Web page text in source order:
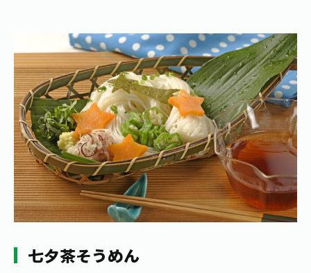
健康ミネラルむぎ茶
TULLY'S COFFEE
1日分の野菜
商品情報
ブランドから探す
カテゴリーから探す
お茶を知る・楽しむ
お茶を知る・楽しむ
お茶を楽しむ
お茶のいれ方
動画ギャラリー
レシピ集
体験・イベント
体験・イベント
見学・体験
工場見学
お茶の複合型博物館
店舗・通販
店舗・通販
伊藤園の店舗トップ
茶寮伊藤園
お客様相談室
企業情報 GLOBAL
七夕茶そうめん